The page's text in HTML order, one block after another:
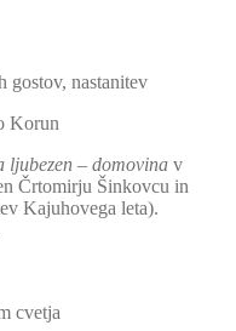
gostov, nastanitev
Korun
ljubezen – domovina v
Črtomirju Šinkovcu in
Kajuhovega leta).
cvetja